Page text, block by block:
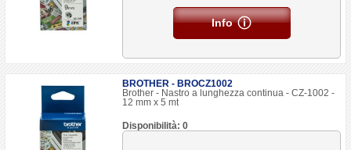
Info
BROTHER - BROCZ1002
Brother - Nastro a lunghezza continua - CZ-1002 -
12 mm x 5 mt
Disponibilità: 0